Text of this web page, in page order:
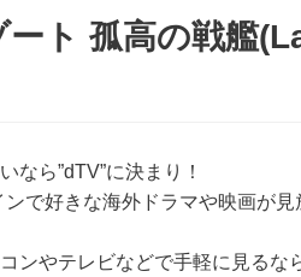
ート 孤高の戦艦
なら”dTV”に決まり！
ンで好きな海外ドラマや映画が
ンやテレビなどで手軽に見るな